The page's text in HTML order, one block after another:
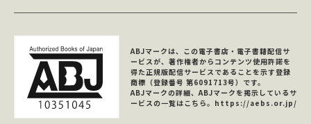
ABJマークは、この電子書店・電子書籍配信サ
ービスが、著作権者からコンテンツ使用許諾を
得た正規版配信サービスであることを示す登録
商標（登録番号 第6091713号）です。
ABJマークの詳細、ABJマークを掲示しているサ
ービスの一覧はこちら。 https://aebs.or.jp/